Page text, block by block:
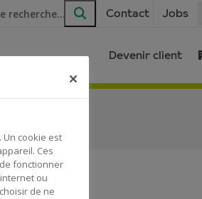
Rechercher
Contact Jobs
Devenir client
cookie est
Ces
fonctionner
ou
de ne